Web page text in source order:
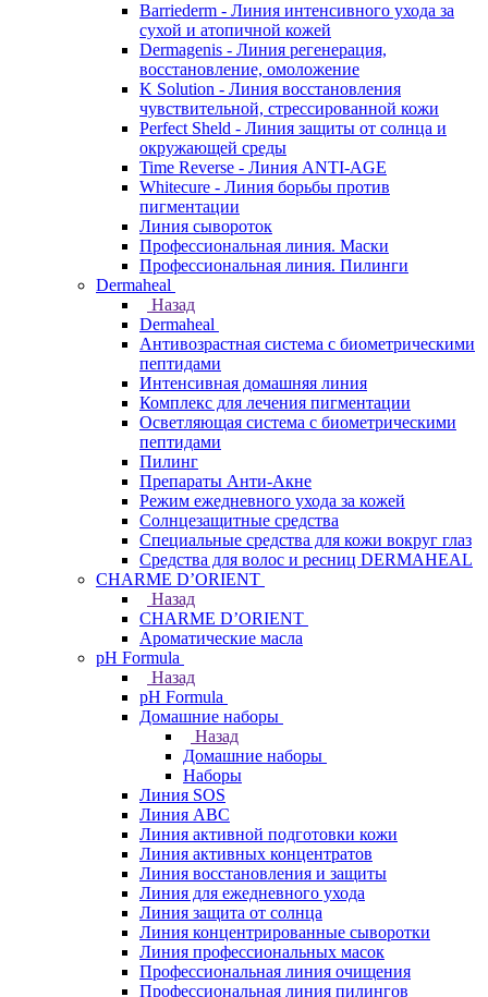
Barriederm - Линия интенсивного ухода за
сухой и атопичной кожей
Dermagenis - Линия регенерация,
восстановление, омоложение
K Solution - Линия восстановления
чувствительной, стрессированной кожи
Perfect Sheld - Линия защиты от солнца и
окружающей среды
Time Reverse - Линия ANTI-AGE
Whitecure - Линия борьбы против
пигментации
Линия сывороток
Профессиональная линия. Маски
Профессиональная линия. Пилинги
Dermaheal
Назад
Dermaheal
Антивозрастная система с биометрическими
пептидами
Интенсивная домашняя линия
Комплекс для лечения пигментации
Осветляющая система с биометрическими
пептидами
Пилинг
Препараты Анти-Акне
Режим ежедневного ухода за кожей
Солнцезащитные средства
Специальные средства для кожи вокруг глаз
Средства для волос и ресниц DERMAHEAL
CHARME D’ORIENT
Назад
CHARME D’ORIENT
Ароматические масла
pH Formula
Назад
pH Formula
Домашние наборы
Назад
Домашние наборы
Наборы
Линия SOS
Линия АВС
Линия активной подготовки кожи
Линия активных концентратов
Линия восстановления и защиты
Линия для ежедневного ухода
Линия защита от солнца
Линия концентрированные сыворотки
Линия профессиональных масок
Профессиональная линия очищения
Профессиональная линия пилингов